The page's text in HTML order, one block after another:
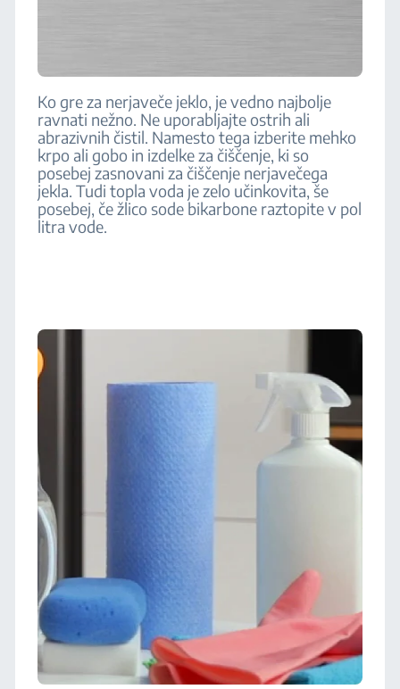
Ko gre za nerjaveče jeklo, je vedno najbolje
ravnati nežno. Ne uporabljajte ostrih ali
abrazivnih čistil. Namesto tega izberite mehko
krpo ali gobo in izdelke za čiščenje, ki so
posebej zasnovani za čiščenje nerjavečega
jekla. Tudi topla voda je zelo učinkovita, še
posebej, če žlico sode bikarbone raztopite v pol
litra vode.